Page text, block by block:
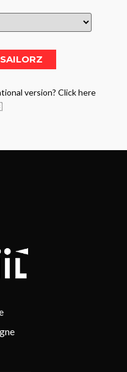
version? Click here